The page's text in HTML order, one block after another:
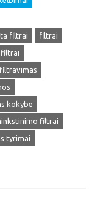
filtrai
filtrai
filtrai
kokybe
filtrai
tyrimai